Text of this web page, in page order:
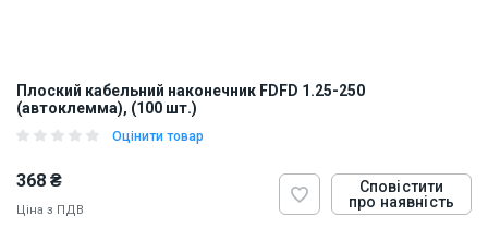
Плоский кабельний наконечник FDFD 1.25-250
(автоклемма), (100 шт.)
Оцінити товар
368 ₴
Ціна з ПДВ
Сповістити
про наявність